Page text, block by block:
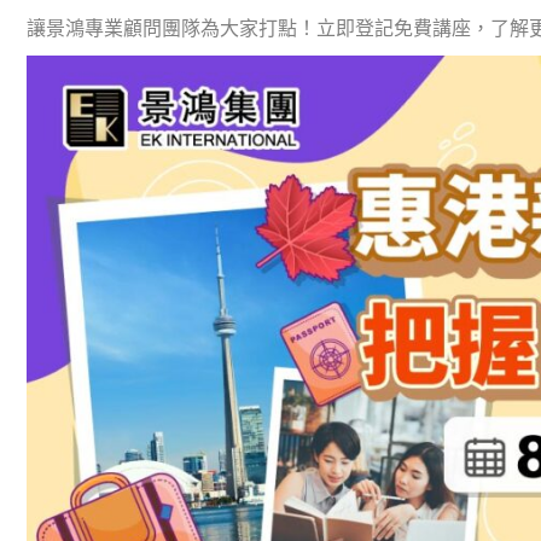
讓景鴻專業顧問團隊為大家打點！立即登記免費講座，了解